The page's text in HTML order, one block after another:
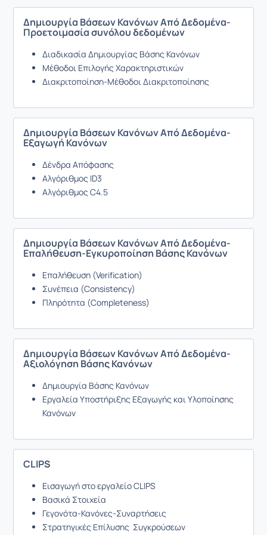
Δημιουργία Βάσεων Κανόνων Από Δεδομένα-
Προετοιμασία συνόλου δεδομένων
Διαδικασία Δημιουργίας Βάσης Κανόνων
Μέθοδοι Επιλογής Χαρακτηριστικών
Διακριτοποίηση-Μέθοδοι Διακριτοποίησης
Δημιουργία Βάσεων Κανόνων Από Δεδομένα-
Εξαγωγή Κανόνων
Δένδρα Απόφασης
Αλγόριθμος ID3
Αλγόριθμος C4.5
Δημιουργία Βάσεων Κανόνων Από Δεδομένα-
Επαλήθευση-Εγκυροποίηση Βάσης Κανόνων
Επαλήθευση (Verification)
Συνέπεια (Consistency)
Πληρότητα (Completeness)
Δημιουργία Βάσεων Κανόνων Από Δεδομένα-
Αξιολόγηση Βάσης Κανόνων
Δημιουργία Βάσης Κανόνων
Εργαλεία Υποστήριξης Εξαγωγής και Υλοποίησης
Κανόνων
CLIPS
Εισαγωγή στο εργαλείο CLIPS
Βασικά Στοιχεία
Γεγονότα-Κανόνες-Συναρτήσεις
Στρατηγικές Επίλυσης Συγκρούσεων